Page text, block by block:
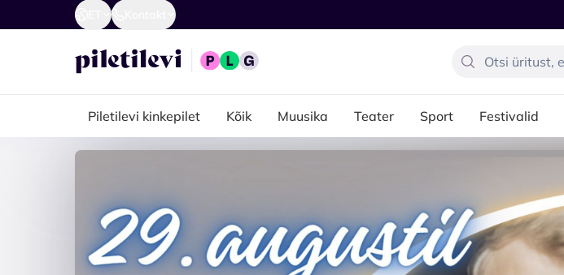
Piletilevi kinkepilet Kõik Muusika Teater Sport Festivalid